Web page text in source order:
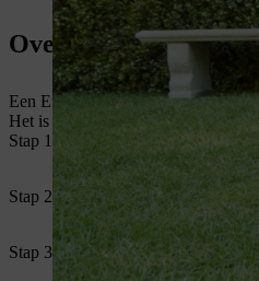
Overzicht: De
Een Engelse gazonrand is een
Het is het beste om een Engelse
Stap 1: gazonrand markeren
Stap 2: De Engelse gazonrand
Stap 3: uitstekende delen van het